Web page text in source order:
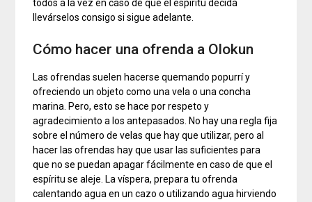
todos a la vez en caso de que el espíritu decida
llevárselos consigo si sigue adelante.
Cómo hacer una ofrenda a Olokun
Las ofrendas suelen hacerse quemando popurrí y
ofreciendo un objeto como una vela o una concha
marina. Pero, esto se hace por respeto y
agradecimiento a los antepasados. No hay una regla fija
sobre el número de velas que hay que utilizar, pero al
hacer las ofrendas hay que usar las suficientes para
que no se puedan apagar fácilmente en caso de que el
espíritu se aleje. La víspera, prepara tu ofrenda
calentando agua en un cazo o utilizando agua hirviendo